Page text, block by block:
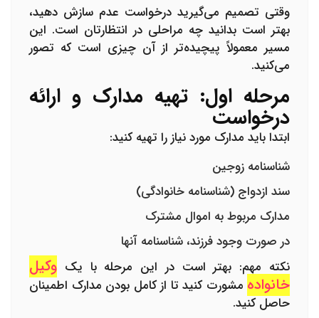
وقتی تصمیم می‌گیرید درخواست عدم سازش دهید،
بهتر است بدانید چه مراحلی در انتظارتان است. این
مسیر معمولاً پیچیده‌تر از آن چیزی است که تصور
می‌کنید.
مرحله اول: تهیه مدارک و ارائه
درخواست
ابتدا باید مدارک مورد نیاز را تهیه کنید:
شناسنامه زوجین
سند ازدواج (شناسنامه خانوادگی)
مدارک مربوط به اموال مشترک
در صورت وجود فرزند، شناسنامه آنها
نکته مهم: بهتر است در این مرحله با یک وکیل
خانواده مشورت کنید تا از کامل بودن مدارک اطمینان
حاصل کنید.